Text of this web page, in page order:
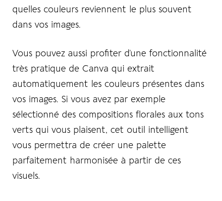
quelles couleurs reviennent le plus souvent
dans vos images.
Vous pouvez aussi profiter d’une fonctionnalité
très pratique de Canva qui extrait
automatiquement les couleurs présentes dans
vos images. Si vous avez par exemple
sélectionné des compositions florales aux tons
verts qui vous plaisent, cet outil intelligent
vous permettra de créer une palette
parfaitement harmonisée à partir de ces
visuels.